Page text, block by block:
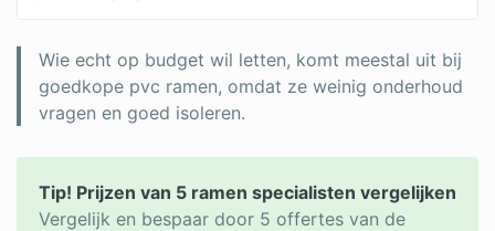
Wie echt op budget wil letten, komt meestal uit bij
goedkope pvc ramen, omdat ze weinig onderhoud
vragen en goed isoleren.
Tip! Prijzen van 5 ramen specialisten vergelijken
Vergelijk en bespaar door 5 offertes van de